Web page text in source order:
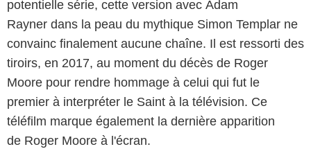
potentielle série, cette version avec Adam
Rayner dans la peau du mythique Simon Templar ne
convainc finalement aucune chaîne. Il est ressorti des
tiroirs, en 2017, au moment du décès de Roger
Moore pour rendre hommage à celui qui fut le
premier à interpréter le Saint à la télévision. Ce
téléfilm marque également la dernière apparition
de Roger Moore à l'écran.